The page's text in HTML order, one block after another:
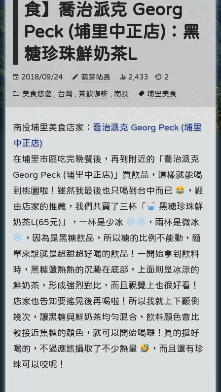
食】喬治派克 Georg
Peck (埔里中正店)：黑
糖珍珠鮮奶茶L
2018/09/24 萌芽站長 2,433 2
美食悠遊 , 台灣 , 茶飲咖啡 , 南投 埔里美食
南投埔里美食店家： 喬治派克 Georg Peck (埔里
中正店)
在埔里市區吃完晚餐後，再到附近的「喬治派克
Georg Peck (埔里中正店)」買飲品，這樣就能喝
到桃園啦！雖然我最後也只喝到台中而已
，經
由店家的推薦，我們共買了三杯「
黑糖珍珠鮮
奶茶L(65元)」，一杯是少冰
，兩杯是微冰
，因為是黑糖飲品，所以糖的比例不能動，簡
單來說就是超甜超好喝的飲品！一開始拿到飲料
時，黑糖還熱熱的沉澱在底部，上面則是冰涼的
鮮奶茶，形成強烈對比，而且視覺上也很好看！
店家也告知要搖晃後再喝啦！所以我就上下顛倒
幾次，讓黑糖與鮮奶茶均勻混合，飲料顏色會比
較接近焦糖的顏色，就可以開始喝囉！真的挺好
喝的，不過應該攝取了不少熱量
，而且還有珍
珠可以咬呢！